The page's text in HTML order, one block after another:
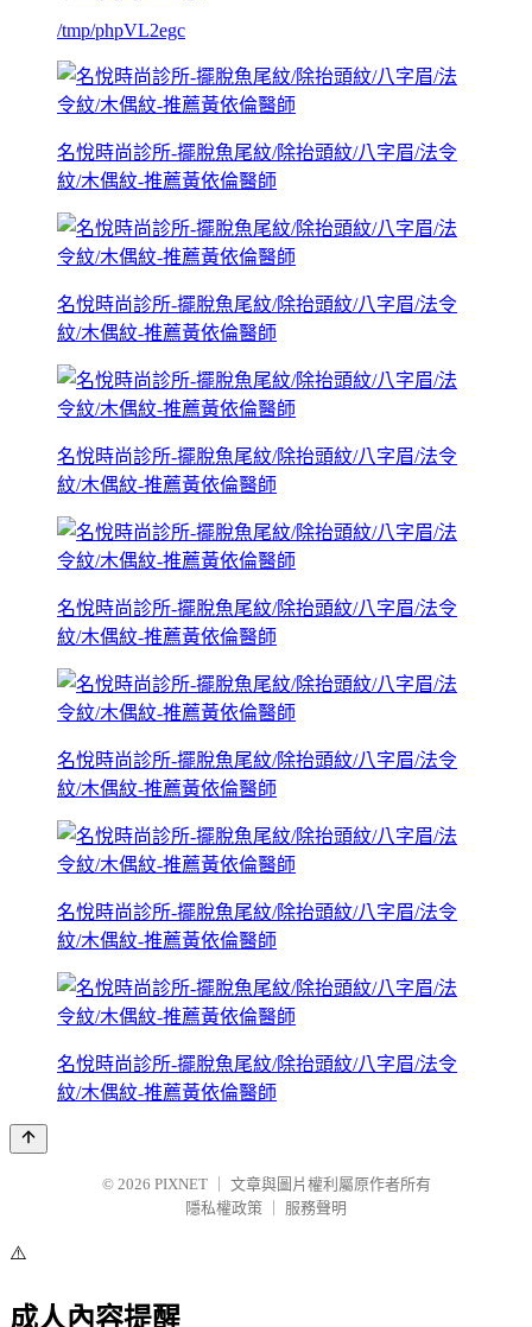
/tmp/phpVL2egc
名悅時尚診所-擺脫魚尾紋/除抬頭紋/八字眉/法令
紋/木偶紋-推薦黃依倫醫師
名悅時尚診所-擺脫魚尾紋/除抬頭紋/八字眉/法令
紋/木偶紋-推薦黃依倫醫師
名悅時尚診所-擺脫魚尾紋/除抬頭紋/八字眉/法令
紋/木偶紋-推薦黃依倫醫師
名悅時尚診所-擺脫魚尾紋/除抬頭紋/八字眉/法令
紋/木偶紋-推薦黃依倫醫師
名悅時尚診所-擺脫魚尾紋/除抬頭紋/八字眉/法令
紋/木偶紋-推薦黃依倫醫師
名悅時尚診所-擺脫魚尾紋/除抬頭紋/八字眉/法令
紋/木偶紋-推薦黃依倫醫師
名悅時尚診所-擺脫魚尾紋/除抬頭紋/八字眉/法令
紋/木偶紋-推薦黃依倫醫師
© 2026 PIXNET
文章與圖片權利屬原作者所有
隱私權政策
服務聲明
⚠️
成人內容提醒